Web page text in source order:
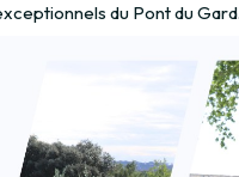
du Pont du Gard.